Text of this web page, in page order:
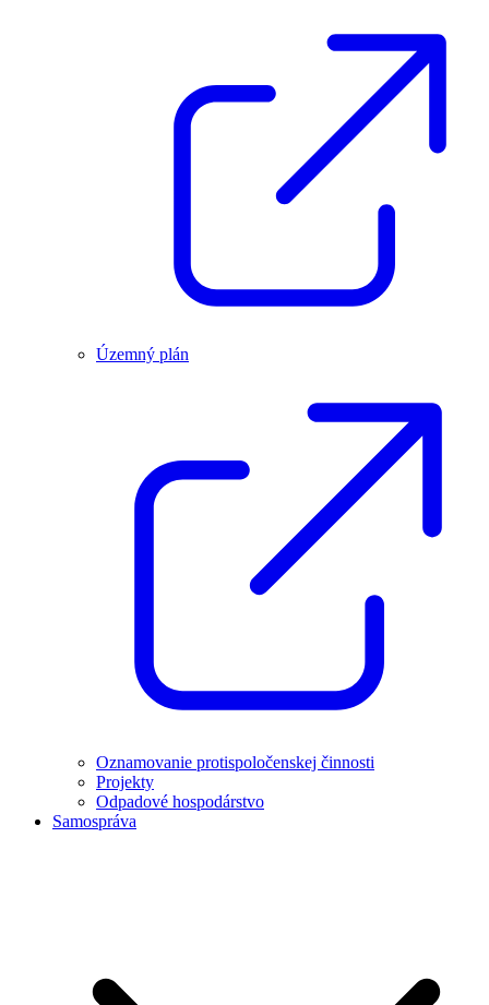
Územný plán
Oznamovanie protispoločenskej činnosti
Projekty
Odpadové hospodárstvo
Samospráva